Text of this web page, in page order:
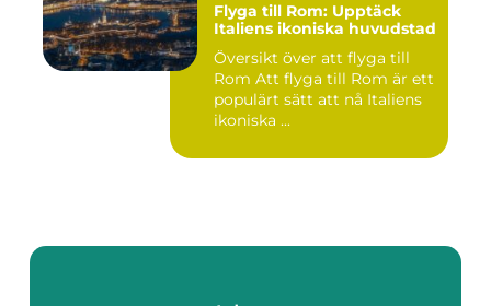
Flyga till Rom: Upptäck
Italiens ikoniska huvudstad
Översikt över att flyga till
Rom Att flyga till Rom är ett
populärt sätt att nå Italiens
ikoniska ...